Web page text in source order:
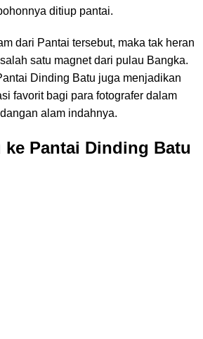
ditiup pantai.
dari Pantai tersebut, maka tak heran
satu magnet dari pulau Bangka.
Dinding Batu juga menjadikan
favorit bagi para fotografer dalam
alam indahnya.
ke Pantai Dinding Batu